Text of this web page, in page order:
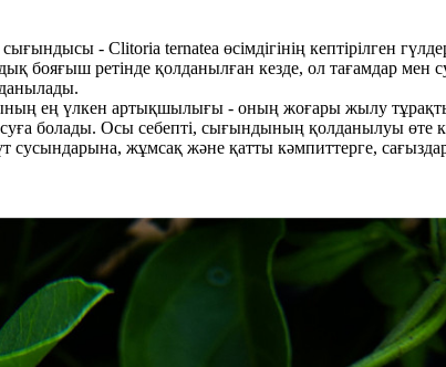
- Clitoria ternatea өсімдігінің кептірілген
бояғыш ретінде қолданылған кезде, ол тағамдар
ең үлкен артықшылығы - оның жоғары жылу
болады. Осы себепті, сығындының қолданылуы өте
жұмсақ және қатты кәмпиттерге,